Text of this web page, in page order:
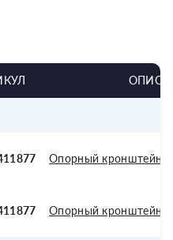
Опорный кронштейн Л
Опорный кронштейн Л